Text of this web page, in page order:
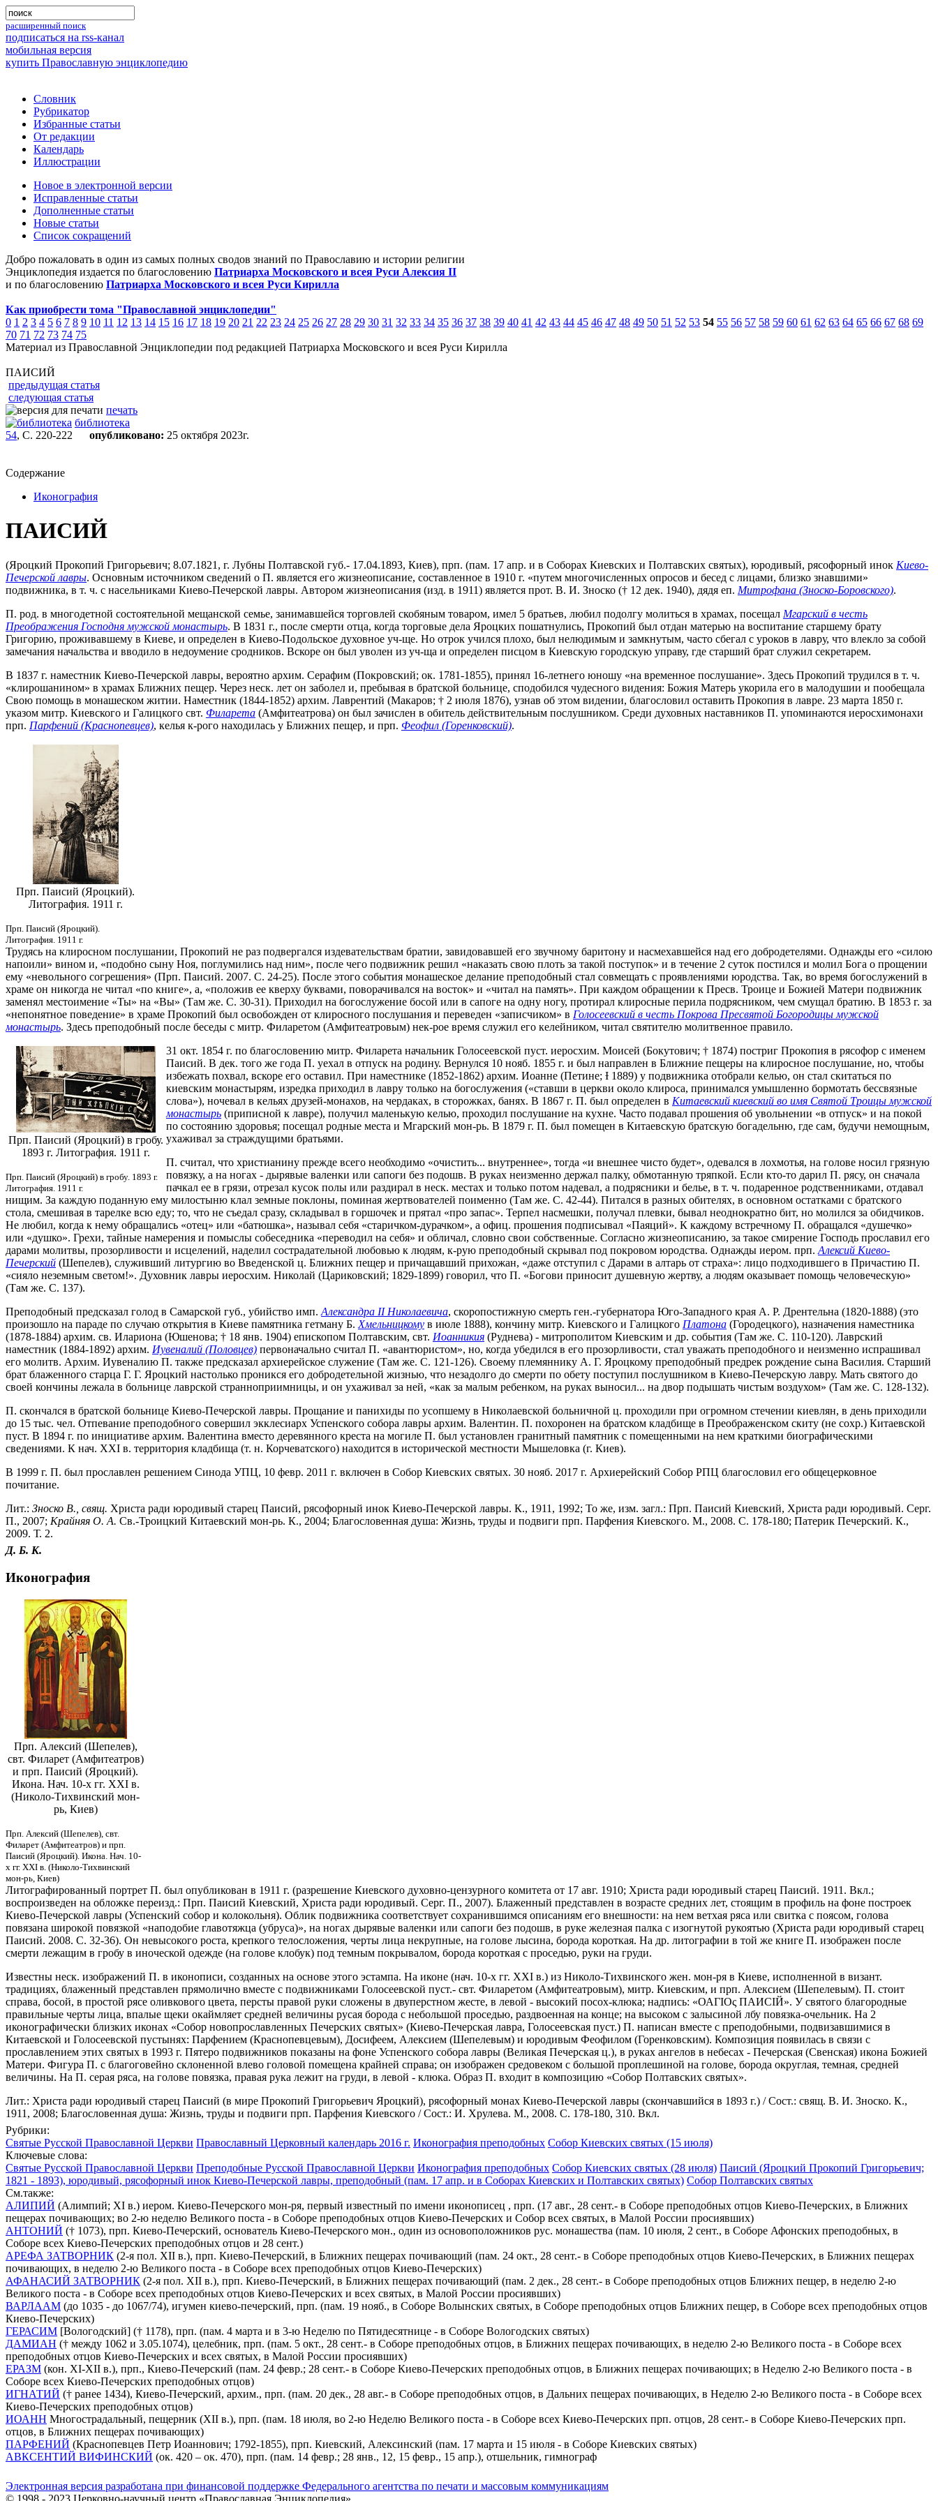
расширенный поиск
подписаться на rss-канал
мобильная версия
купить Православную энциклопедию
Словник
Рубрикатор
Избранные статьи
От редакции
Календарь
Иллюстрации
Новое в электронной версии
Исправленные статьи
Дополненные статьи
Новые статьи
Список сокращений
Добро пожаловать в один из самых полных сводов знаний по Православию и истории религии
Энциклопедия издается по благословению Патриарха Московского и всея Руси Алексия II
и по благословению Патриарха Московского и всея Руси Кирилла
Как приобрести тома "Православной энциклопедии"
0 1 2 3 4 5 6 7 8 9 10 11 12 13 14 15 16 17 18 19 20 21 22 23 24 25 26 27 28 29 30 31 32 33 34 35 36 37 38 39 40 41 42 43 44 45 46 47 48 49 50 51 52 53 54 55 56 57 58 59 60 61 62 63 64 65 66 67 68 69
70 71 72 73 74 75
Материал из Православной Энциклопедии под редакцией Патриарха Московского и всея Руси Кирилла
ПАИСИЙ
предыдущая статья
следующая статья
печать
библиотека
54, С. 220-222 опубликовано: 25 октября 2023г.
Содержание
Иконография
ПАИСИЙ
(Яроцкий Прокопий Григорьевич; 8.07.1821, г. Лубны Полтавской губ.- 17.04.1893, Киев), прп. (пам. 17 апр. и в Соборах Киевских и Полтавских святых), юродивый, рясофорный инок Киево-
Печерской лавры. Основным источником сведений о П. является его жизнеописание, составленное в 1910 г. «путем многочисленных опросов и бесед с лицами, близко знавшими»
подвижника, в т. ч. с насельниками Киево-Печерской лавры. Автором жизнеописания (изд. в 1911) является прот. В. И. Зноско († 12 дек. 1940), дядя еп. Митрофана (Зноско-Боровского).
П. род. в многодетной состоятельной мещанской семье, занимавшейся торговлей скобяным товаром, имел 5 братьев, любил подолгу молиться в храмах, посещал Мгарский в честь
Преображения Господня мужской монастырь. В 1831 г., после смерти отца, когда торговые дела Яроцких пошатнулись, Прокопий был отдан матерью на воспитание старшему брату
Григорию, проживавшему в Киеве, и определен в Киево-Подольское духовное уч-ще. Но отрок учился плохо, был нелюдимым и замкнутым, часто сбегал с уроков в лавру, что влекло за собой
замечания начальства и вводило в недоумение сродников. Вскоре он был уволен из уч-ща и определен писцом в Киевскую городскую управу, где старший брат служил секретарем.
В 1837 г. наместник Киево-Печерской лавры, вероятно архим. Серафим (Покровский; ок. 1781-1855), принял 16-летнего юношу «на временное послушание». Здесь Прокопий трудился в т. ч.
«клирошанином» в храмах Ближних пещер. Через неск. лет он заболел и, пребывая в братской больнице, сподобился чудесного видения: Божия Матерь укорила его в малодушии и пообещала
Свою помощь в монашеском житии. Наместник (1844-1852) архим. Лаврентий (Макаров; † 2 июля 1876), узнав об этом видении, благословил оставить Прокопия в лавре. 23 марта 1850 г.
указом митр. Киевского и Галицкого свт. Филарета (Амфитеатрова) он был зачислен в обитель действительным послушником. Среди духовных наставников П. упоминаются иеросхимонахи
прп. Парфений (Краснопевцев), келья к-рого находилась у Ближних пещер, и прп. Феофил (Горенковский).
Прп. Паисий (Яроцкий).
Литография. 1911 г.
Прп. Паисий (Яроцкий).
Литография. 1911 г.
Трудясь на клиросном послушании, Прокопий не раз подвергался издевательствам братии, завидовавшей его звучному баритону и насмехавшейся над его добродетелями. Однажды его «силою
напоили» вином и, «подобно сыну Ноя, поглумились над ним», после чего подвижник решил «наказать свою плоть за такой поступок» и в течение 2 суток постился и молил Бога о прощении
ему «невольного согрешения» (Прп. Паисий. 2007. С. 24-25). После этого события монашеское делание преподобный стал совмещать с проявлениями юродства. Так, во время богослужений в
храме он никогда не читал «по книге», а, «положив ее кверху буквами, поворачивался на восток» и «читал на память». При каждом обращении к Пресв. Троице и Божией Матери подвижник
заменял местоимение «Ты» на «Вы» (Там же. С. 30-31). Приходил на богослужение босой или в сапоге на одну ногу, протирал клиросные перила подрясником, чем смущал братию. В 1853 г. за
«непонятное поведение» в храме Прокопий был освобожден от клиросного послушания и переведен «записчиком» в Голосеевский в честь Покрова Пресвятой Богородицы мужской
монастырь. Здесь преподобный после беседы с митр. Филаретом (Амфитеатровым) нек-рое время служил его келейником, читал святителю молитвенное правило.
Прп. Паисий (Яроцкий) в гробу.
1893 г. Литография. 1911 г.
Прп. Паисий (Яроцкий) в гробу. 1893 г.
Литография. 1911 г.
31 окт. 1854 г. по благословению митр. Филарета начальник Голосеевской пуст. иеросхим. Моисей (Бокутович; † 1874) постриг Прокопия в рясофор с именем
Паисий. В дек. того же года П. уехал в отпуск на родину. Вернулся 10 нояб. 1855 г. и был направлен в Ближние пещеры на клиросное послушание, но, чтобы
избежать похвал, вскоре его оставил. При наместнике (1852-1862) архим. Иоанне (Петине; Ɨ 1889) у подвижника отобрали келью, он стал скитаться по
киевским монастырям, изредка приходил в лавру только на богослужения («ставши в церкви около клироса, принимался умышленно бормотать бессвязные
слова»), ночевал в кельях друзей-монахов, на чердаках, в сторожках, банях. В 1867 г. П. был определен в Китаевский киевский во имя Святой Троицы мужской
монастырь (приписной к лавре), получил маленькую келью, проходил послушание на кухне. Часто подавал прошения об увольнении «в отпуск» и на покой
по состоянию здоровья; посещал родные места и Мгарский мон-рь. В 1879 г. П. был помещен в Китаевскую братскую богадельню, где сам, будучи немощным,
ухаживал за страждущими братьями.
П. считал, что христианину прежде всего необходимо «очистить... внутреннее», тогда «и внешнее чисто будет», одевался в лохмотья, на голове носил грязную
повязку, а на ногах - дырявые валенки или сапоги без подошв. В руках неизменно держал палку, обмотанную тряпкой. Если кто-то дарил П. рясу, он сначала
пачкал ее в грязи, отрезал кусок полы или раздирал в неск. местах и только потом надевал, а подрясники и белье, в т. ч. подаренное родственниками, отдавал
нищим. За каждую поданную ему милостыню клал земные поклоны, поминая жертвователей поименно (Там же. С. 42-44). Питался в разных обителях, в основном остатками с братского
стола, смешивая в тарелке всю еду; то, что не съедал сразу, складывал в горшочек и прятал «про запас». Терпел насмешки, получал плевки, бывал неоднократно бит, но молился за обидчиков.
Не любил, когда к нему обращались «отец» или «батюшка», называл себя «старичком-дурачком», а офиц. прошения подписывал «Паяций». К каждому встречному П. обращался «душечко»
или «душко». Грехи, тайные намерения и помыслы собеседника «переводил на себя» и обличал, словно свои собственные. Согласно жизнеописанию, за такое смирение Господь прославил его
дарами молитвы, прозорливости и исцелений, наделил сострадательной любовью к людям, к-рую преподобный скрывал под покровом юродства. Однажды иером. прп. Алексий Киево-
Печерский (Шепелев), служивший литургию во Введенской ц. Ближних пещер и причащавший прихожан, «даже отступил с Дарами в алтарь от страха»: лицо подходившего в Причастию П.
«сияло неземным светом!». Духовник лавры иеросхим. Николай (Цариковский; 1829-1899) говорил, что П. «Богови приносит душевную жертву, а людям оказывает помощь человеческую»
(Там же. С. 137).
Преподобный предсказал голод в Самарской губ., убийство имп. Александра II Николаевича, скоропостижную смерть ген.-губернатора Юго-Западного края А. Р. Дрентельна (1820-1888) (это
произошло на параде по случаю открытия в Киеве памятника гетману Б. Хмельницкому в июле 1888), кончину митр. Киевского и Галицкого Платона (Городецкого), назначения наместника
(1878-1884) архим. св. Илариона (Юшенова; † 18 янв. 1904) епископом Полтавским, свт. Иоанникия (Руднева) - митрополитом Киевским и др. события (Там же. С. 110-120). Лаврский
наместник (1884-1892) архим. Иувеналий (Половцев) первоначально считал П. «авантюристом», но, когда убедился в его прозорливости, стал уважать преподобного и неизменно испрашивал
его молитв. Архим. Иувеналию П. также предсказал архиерейское служение (Там же. С. 121-126). Своему племяннику А. Г. Яроцкому преподобный предрек рождение сына Василия. Старший
брат блаженного старца Г. Г. Яроцкий настолько проникся его добродетельной жизнью, что незадолго до смерти по обету поступил послушником в Киево-Печерскую лавру. Мать святого до
своей кончины лежала в больнице лаврской странноприимницы, и он ухаживал за ней, «как за малым ребенком, на руках выносил... на двор подышать чистым воздухом» (Там же. С. 128-132).
П. скончался в братской больнице Киево-Печерской лавры. Прощание и панихиды по усопшему в Николаевской больничной ц. проходили при огромном стечении киевлян, в день приходили
до 15 тыс. чел. Отпевание преподобного совершил экклесиарх Успенского собора лавры архим. Валентин. П. похоронен на братском кладбище в Преображенском скиту (не сохр.) Китаевской
пуст. В 1894 г. по инициативе архим. Валентина вместо деревянного креста на могиле П. был установлен гранитный памятник с помещенными на нем краткими биографическими
сведениями. К нач. XXI в. территория кладбища (т. н. Корчеватского) находится в исторической местности Мышеловка (г. Киев).
В 1999 г. П. был прославлен решением Синода УПЦ, 10 февр. 2011 г. включен в Собор Киевских святых. 30 нояб. 2017 г. Архиерейский Собор РПЦ благословил его общецерковное
почитание.
Лит.: Зноско В., свящ. Христа ради юродивый старец Паисий, рясофорный инок Киево-Печерской лавры. К., 1911, 1992; То же, изм. загл.: Прп. Паисий Киевский, Христа ради юродивый. Серг.
П., 2007; Крайняя О. А. Св.-Троицкий Китаевский мон-рь. К., 2004; Благословенная душа: Жизнь, труды и подвиги прп. Парфения Киевского. М., 2008. С. 178-180; Патерик Печерский. К.,
2009. Т. 2.
Д. Б. К.
Иконография
Прп. Алексий (Шепелев),
свт. Филарет (Амфитеатров)
и прп. Паисий (Яроцкий).
Икона. Нач. 10-х гг. XXI в.
(Николо-Тихвинский мон-
рь, Киев)
Прп. Алексий (Шепелев), свт.
Филарет (Амфитеатров) и прп.
Паисий (Яроцкий). Икона. Нач. 10-
х гг. XXI в. (Николо-Тихвинский
мон-рь, Киев)
Литографированный портрет П. был опубликован в 1911 г. (разрешение Киевского духовно-цензурного комитета от 17 авг. 1910; Христа ради юродивый старец Паисий. 1911. Вкл.;
воспроизведен на обложке переизд.: Прп. Паисий Киевский, Христа ради юродивый. Серг. П., 2007). Блаженный представлен в возрасте средних лет, стоящим в профиль на фоне построек
Киево-Печерской лавры (Успенский собор и колокольня). Облик подвижника соответствует сохранившимся описаниям его внешности: на нем ветхая ряса или свитка с поясом, голова
повязана широкой повязкой «наподобие главотяжца (убруса)», на ногах дырявые валенки или сапоги без подошв, в руке железная палка с изогнутой рукоятью (Христа ради юродивый старец
Паисий. 2008. С. 32-36). Он невысокого роста, крепкого телосложения, черты лица некрупные, на голове лысина, борода короткая. На др. литографии в той же книге П. изображен после
смерти лежащим в гробу в иноческой одежде (на голове клобук) под темным покрывалом, борода короткая с проседью, руки на груди.
Известны неск. изображений П. в иконописи, созданных на основе этого эстампа. На иконе (нач. 10-х гг. XXI в.) из Николо-Тихвинского жен. мон-ря в Киеве, исполненной в визант.
традициях, блаженный представлен прямолично вместе с подвижниками Голосеевской пуст.- свт. Филаретом (Амфитеатровым), митр. Киевским, и прп. Алексием (Шепелевым). П. стоит
справа, босой, в простой рясе оливкового цвета, персты правой руки сложены в двуперстном жесте, в левой - высокий посох-клюка; надпись: «ΟΑΓΙΟς ПАИСIЙ». У святого благородные
правильные черты лица, впалые щеки окаймляет средней величины русая борода с небольшой проседью, раздвоенная на конце; на высоком с залысиной лбу повязка-очельник. На 2
иконографически близких иконах «Собор новопрославленных Печерских святых» (Киево-Печерская лавра, Голосеевская пуст.) П. написан вместе с преподобными, подвизавшимися в
Китаевской и Голосеевской пустынях: Парфением (Краснопевцевым), Досифеем, Алексием (Шепелевым) и юродивым Феофилом (Горенковским). Композиция появилась в связи с
прославлением этих святых в 1993 г. Пятеро подвижников показаны на фоне Успенского собора лавры (Великая Печерская ц.), в руках ангелов в небесах - Печерская (Свенская) икона Божией
Матери. Фигура П. с благоговейно склоненной влево головой помещена крайней справа; он изображен средовеком с большой проплешиной на голове, борода округлая, темная, средней
величины. На П. серая ряса, на голове повязка, правая рука лежит на груди, в левой - клюка. Образ П. входит в композицию «Собор Полтавских святых».
Лит.: Христа ради юродивый старец Паисий (в мире Прокопий Григорьевич Яроцкий), рясофорный монах Киево-Печерской лавры (скончавшийся в 1893 г.) / Сост.: свящ. В. И. Зноско. К.,
1911, 2008; Благословенная душа: Жизнь, труды и подвиги прп. Парфения Киевского / Сост.: И. Хрулева. М., 2008. С. 178-180, 310. Вкл.
Рубрики:
Святые Русской Православной Церкви Православный Церковный календарь 2016 г. Иконография преподобных Собор Киевских святых (15 июля)
Ключевые слова:
Святые Русской Православной Церкви Преподобные Русской Православной Церкви Иконография преподобных Собор Киевских святых (28 июля) Паисий (Яроцкий Прокопий Григорьевич;
1821 - 1893), юродивый, рясофорный инок Киево-Печерской лавры, преподобный (пам. 17 апр. и в Соборах Киевских и Полтавских святых) Собор Полтавских святых
См.также:
АЛИПИЙ (Алимпий; XI в.) иером. Киево-Печерского мон-ря, первый известный по имени иконописец , прп. (17 авг., 28 сент.- в Соборе преподобных отцов Киево-Печерских, в Ближних
пещерах почивающих; во 2-ю неделю Великого поста - в Соборе преподобных отцов Киево-Печерских и Cобор всех святых, в Малой России просиявших)
АНТОНИЙ († 1073), прп. Киево-Печерский, основатель Киево-Печерского мон., один из основоположников рус. монашества (пам. 10 июля, 2 сент., в Соборе Афонских преподобных, в
Соборе всех Киево-Печерских преподобных отцов и 28 сент.)
АРЕФА ЗАТВОРНИК (2-я пол. XII в.), прп. Киево-Печерский, в Ближних пещерах почивающий (пам. 24 окт., 28 сент.- в Соборе преподобных отцов Киево-Печерских, в Ближних пещерах
почивающих, в неделю 2-ю Великого поста - в Соборе всех преподобных отцов Киево-Печерских)
АФАНАСИЙ ЗАТВОРНИК (2-я пол. XII в.), прп. Киево-Печерский, в Ближних пещерах почивающий (пам. 2 дек., 28 сент.- в Соборе преподобных отцов Ближних пещер, в неделю 2-ю
Великого поста - в Соборе всех преподобных отцов Киево-Печерских и всех святых, в Малой России просиявших)
ВАРЛААМ (до 1035 - до 1067/74), игумен киево-печерский, прп. (пам. 19 нояб., в Соборе Волынских святых, в Соборе преподобных отцов Ближних пещер, в Соборе всех преподобных отцов
Киево-Печерских)
ГЕРАСИМ [Вологодский] († 1178), прп. (пам. 4 марта и в 3-ю Неделю по Пятидесятнице - в Соборе Вологодских святых)
ДАМИАН († между 1062 и 3.05.1074), целебник, прп. (пам. 5 окт., 28 сент.- в Соборе преподобных отцов, в Ближних пещерах почивающих, в неделю 2-ю Великого поста - в Соборе всех
преподобных отцов Киево-Печерских и всех святых, в Малой России просиявших)
ЕРАЗМ (кон. XI-XII в.), прп., Киево-Печерский (пам. 24 февр.; 28 сент.- в Соборе Киево-Печерских преподобных отцов, в Ближних пещерах почивающих; в Неделю 2-ю Великого поста - в
Соборе всех Киево-Печерских преподобных отцов)
ИГНАТИЙ († ранее 1434), Киево-Печерский, архим., прп. (пам. 20 дек., 28 авг.- в Соборе преподобных отцов, в Дальних пещерах почивающих, в Неделю 2-ю Великого поста - в Соборе всех
Киево-Печерских преподобных отцов)
ИОАНН Многострадальный, пещерник (XII в.), прп. (пам. 18 июля, во 2-ю Неделю Великого поста - в Соборе всех Киево-Печерских прп. отцов, 28 сент.- в Соборе Киево-Печерских прп.
отцов, в Ближних пещерах почивающих)
ПАРФЕНИЙ (Краснопевцев Петр Иоаннович; 1792-1855), прп. Киевский, Алексинский (пам. 17 марта и 15 июля - в Соборе Киевских святых)
АВКСЕНТИЙ ВИФИНСКИЙ (ок. 420 – ок. 470), прп. (пам. 14 февр.; 28 янв., 12, 15 февр., 15 апр.), отшельник, гимнограф
Электронная версия разработана при финансовой поддержке Федерального агентства по печати и массовым коммуникациям